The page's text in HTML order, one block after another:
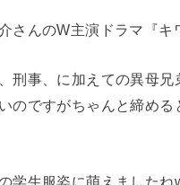
さんのW主演ドラマ『キ
刑事、に加えての異母兄
のですがちゃんと締め
学生服姿に萌えましたね